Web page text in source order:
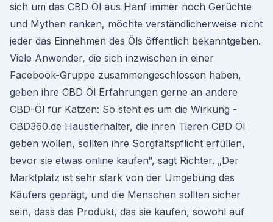
sich um das CBD Öl aus Hanf immer noch Gerüchte
und Mythen ranken, möchte verständlicherweise nicht
jeder das Einnehmen des Öls öffentlich bekanntgeben.
Viele Anwender, die sich inzwischen in einer
Facebook-Gruppe zusammengeschlossen haben,
geben ihre CBD Öl Erfahrungen gerne an andere
CBD-Öl für Katzen: So steht es um die Wirkung -
CBD360.de Haustierhalter, die ihren Tieren CBD Öl
geben wollen, sollten ihre Sorgfaltspflicht erfüllen,
bevor sie etwas online kaufen“, sagt Richter. „Der
Marktplatz ist sehr stark von der Umgebung des
Käufers geprägt, und die Menschen sollten sicher
sein, dass das Produkt, das sie kaufen, sowohl auf